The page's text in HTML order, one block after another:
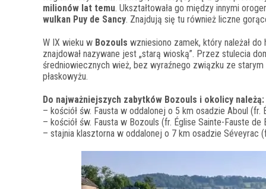
milionów lat temu. Ukształtowała go między innymi
wulkan Puy de Sancy. Znajdują się tu również liczne
W IX wieku w Bozouls wzniesiono zamek, który należał
znajdował nazywane jest „starą wioską”. Przez stulecia
średniowiecznych wież, bez wyraźnego związku ze
płaskowyżu.
Do najważniejszych zabytków Bozouls i okolicy należą:
– kościół św. Fausta w oddalonej o 5 km osadzie Aboul (fr.
– kościół św. Fausta w Bozouls (fr. Église Sainte-Fauste de
– stajnia klasztorna w oddalonej o 7 km osadzie Séveyrac